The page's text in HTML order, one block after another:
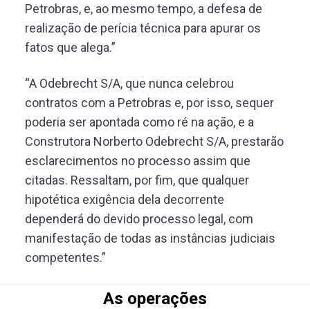
Petrobras, e, ao mesmo tempo, a defesa de
realização de perícia técnica para apurar os
fatos que alega.”
“A Odebrecht S/A, que nunca celebrou
contratos com a Petrobras e, por isso, sequer
poderia ser apontada como ré na ação, e a
Construtora Norberto Odebrecht S/A, prestarão
esclarecimentos no processo assim que
citadas. Ressaltam, por fim, que qualquer
hipotética exigência dela decorrente
dependerá do devido processo legal, com
manifestação de todas as instâncias judiciais
competentes.”
As operações